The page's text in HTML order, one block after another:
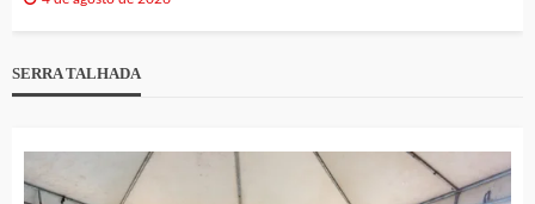
SERRA TALHADA